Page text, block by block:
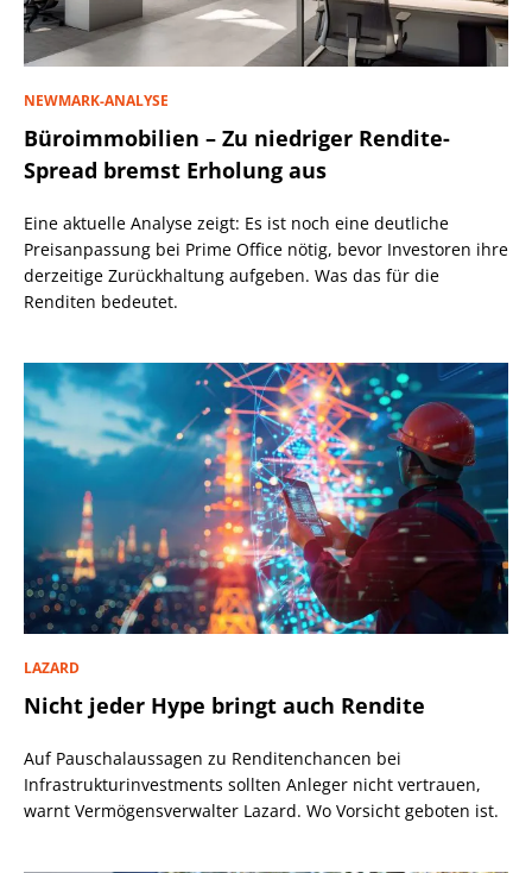
NEWMARK-ANALYSE
Büroimmobilien – Zu niedriger Rendite-
Spread bremst Erholung aus
Eine aktuelle Analyse zeigt: Es ist noch eine deutliche
Preisanpassung bei Prime Office nötig, bevor Investoren ihre
derzeitige Zurückhaltung aufgeben. Was das für die
Renditen bedeutet.
LAZARD
Nicht jeder Hype bringt auch Rendite
Auf Pauschalaussagen zu Renditenchancen bei
Infrastrukturinvestments sollten Anleger nicht vertrauen,
warnt Vermögensverwalter Lazard. Wo Vorsicht geboten ist.